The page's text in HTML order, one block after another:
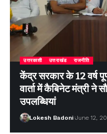
उत्तरकाशी उत्तराखंड राजनीति
केंद्र सरकार के 12 वर्ष
वार्ता में कैबिनेट मंत्री ने
उपलब्धियां
Lokesh Badoni June 12,